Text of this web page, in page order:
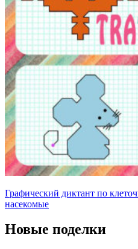
Графический диктант по
насекомые
Новые поделки